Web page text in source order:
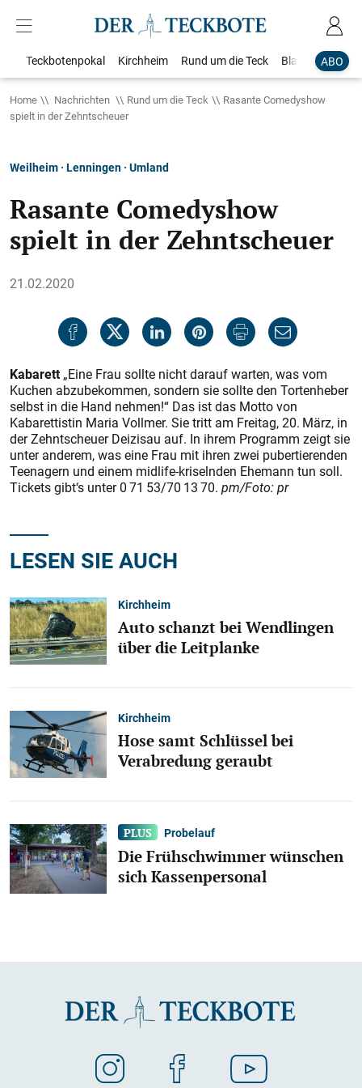
ABO
Teckbotenpokal Kirchheim Rund um die Teck Blaulicht
Home Nachrichten Rund um die Teck
Rasante Comedyshow
spielt in der Zehntscheuer
Weilheim · Lenningen · Umland
Rasante Comedyshow
spielt in der Zehntscheuer
21.02.2020
Kabarett „Eine Frau sollte nicht darauf warten, was vom
Kuchen abzubekommen, sondern sie sollte den Tortenheber
selbst in die Hand nehmen!“ Das ist das Motto von
Kabarettistin Maria Vollmer. Sie tritt am Freitag, 20. März, in
der Zehntscheuer Deizisau auf. In ihrem Programm zeigt sie
unter anderem, was eine Frau mit ihren zwei pubertierenden
Teenagern und einem midlife-kriselnden Ehemann tun soll.
Tickets gibt‘s unter 0 71 53/70 13 70. pm/Foto: pr
LESEN SIE AUCH
Kirchheim
Auto schanzt bei Wendlingen
über die Leitplanke
Kirchheim
Hose samt Schlüssel bei
Verabredung geraubt
Probelauf
Die Frühschwimmer wünschen
sich Kassenpersonal